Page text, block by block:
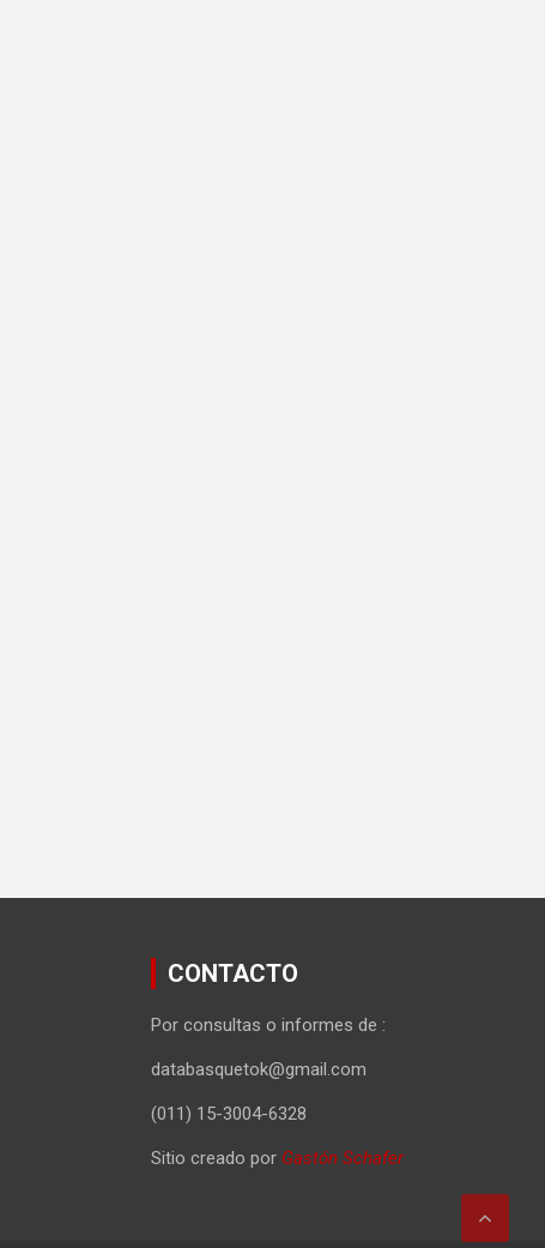
CONTACTO
Por consultas o informes de :
databasquetok@gmail.com
(011) 15-3004-6328
Sitio creado por Gastón Schafer